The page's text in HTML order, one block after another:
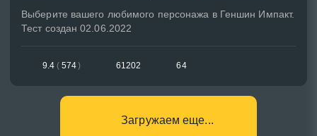
Выберите вашего любимого персонажа в Геншин Импакт.
Тест создан 02.06.2022
9.4 ( 574) 61202 64
Загружаем еще...